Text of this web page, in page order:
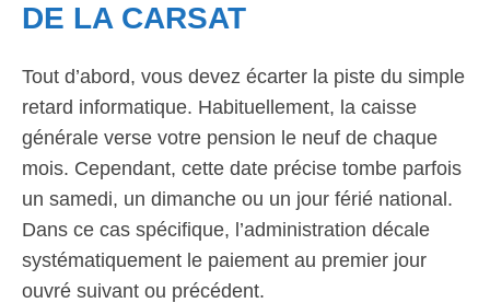
DE LA CARSAT
Tout d’abord, vous devez écarter la piste du simple
retard informatique. Habituellement, la caisse
générale verse votre pension le neuf de chaque
mois. Cependant, cette date précise tombe parfois
un samedi, un dimanche ou un jour férié national.
Dans ce cas spécifique, l’administration décale
systématiquement le paiement au premier jour
ouvré suivant ou précédent.